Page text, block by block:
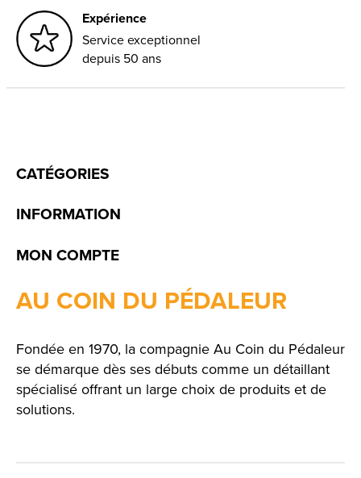
Expérience
Service exceptionnel
depuis 50 ans
CATÉGORIES
INFORMATION
MON COMPTE
AU COIN DU PÉDALEUR
Fondée en 1970, la compagnie Au Coin du Pédaleur
se démarque dès ses débuts comme un détaillant
spécialisé offrant un large choix de produits et de
solutions.